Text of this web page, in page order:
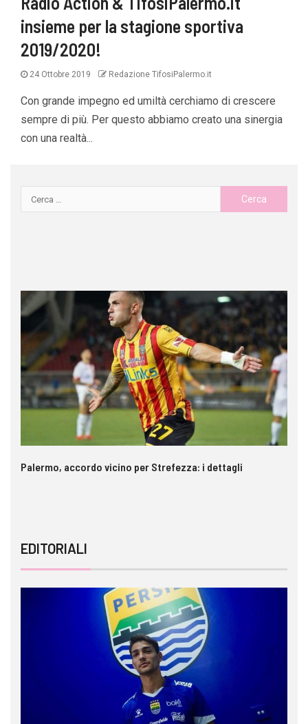
insieme per la stagione sportiva
2019/2020!
24 Ottobre 2019 Redazione TifosiPalermo.it
Con grande impegno ed umiltà cerchiamo di crescere
sempre di più. Per questo abbiamo creato una sinergia
con una realtà...
Palermo, accordo vicino per Strefezza: i dettagli
EDITORIALI